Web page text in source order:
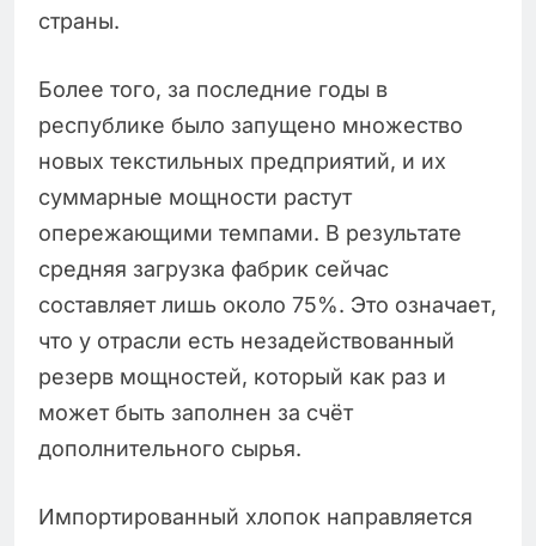
страны.
Более того, за последние годы в
республике было запущено множество
новых текстильных предприятий, и их
суммарные мощности растут
опережающими темпами. В результате
средняя загрузка фабрик сейчас
составляет лишь около 75%. Это означает,
что у отрасли есть незадействованный
резерв мощностей, который как раз и
может быть заполнен за счёт
дополнительного сырья.
Импортированный хлопок направляется